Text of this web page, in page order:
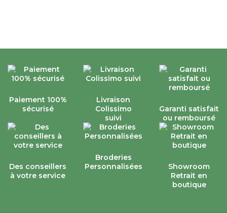
Paiement 100%
sécurisé
Livraison
Colissimo
suivi
Garanti satisfait
ou remboursé
Des conseillers
à votre service
Broderies
Personnalisées
Showroom
Retrait en
boutique